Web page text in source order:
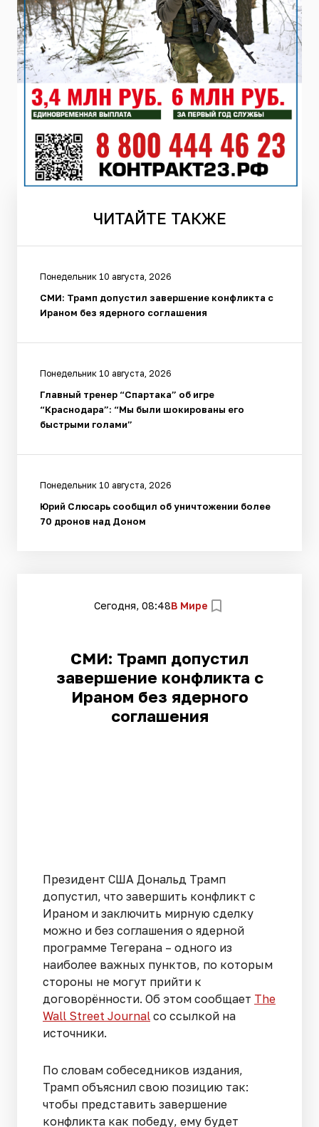
ЧИТАЙТЕ ТАКЖЕ
Понедельник 10 августа, 2026
СМИ: Трамп допустил завершение конфликта с
Ираном без ядерного соглашения
Понедельник 10 августа, 2026
Главный тренер “Спартака” об игре
“Краснодара”: “Мы были шокированы его
быстрыми голами”
Понедельник 10 августа, 2026
Юрий Слюсарь сообщил об уничтожении более
70 дронов над Доном
Сегодня, 08:48В Мире
СМИ: Трамп допустил
завершение конфликта с
Ираном без ядерного
соглашения
Президент США Дональд Трамп
допустил, что завершить конфликт с
Ираном и заключить мирную сделку
можно и без соглашения о ядерной
программе Тегерана – одного из
наиболее важных пунктов, по которым
стороны не могут прийти к
договорённости. Об этом сообщает The
Wall Street Journal со ссылкой на
источники.
По словам собеседников издания,
Трамп объяснил свою позицию так:
чтобы представить завершение
конфликта как победу, ему будет